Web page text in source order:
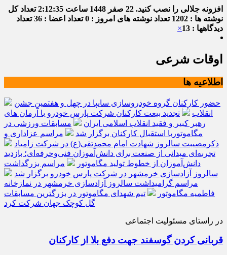
افزونه جلالی را نصب کنید. 22 صفر 1448 ساعت 2:12:36تعداد کل
نوشته ها : 1202
تعداد نوشته های امروز : 0 تعداد اعضا : 36
تعداد
دیدگاهها : 13
×
اوقات شرعی
اطلاعیه ها
حضور کارکنان گروه خودروسازی سایپا در چهل و هفتمین جشن
انقلاب
تجدید بیعت کارکنان شرکت پارس خودرو با آرمان های
رهبر کبیر و فقید انقلاب اسلامی ایران
مسابقات ورزشی در
مگاموتوربا استقبال کارکنان برگزار شد
مراسم عزاداری و
ذکرمصیبت سالروز شهادت امام محمدتقی(ع) در شرکت زامیاد
تجربه‌ای میدانی از صنعت برای دانش‌آموزان فنی‌وحرفه‌ای؛ بازدید
دانش‌آموزان از خطوط تولید مگاموتور
مراسم بزرگداشت
سالروز آزادسازی خرمشهر در شرکت پارس خودرو برگزار شد
مراسم گرامیداشت سالروز آزادسازی خرمشهر در نمازخانه
فاطمیه مگاموتور
تیم شهدای مگاموتور در بزرگترین مسابقات
گل کوچک جهان شرکت کرد
در راستای مسئولیت اجتماعی
قربانی کردن گوسفند جهت دفع بلا از کارکنان